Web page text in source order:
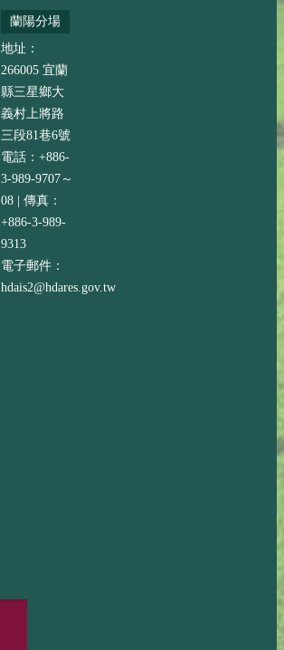
蘭陽分場
地址：
266005 宜蘭
縣三星鄉大
義村上將路
三段81巷6號
電話：+886-
3-989-9707～
08 | 傳真：
+886-3-989-
9313
電子郵件：
hdais2@hdares.gov.tw